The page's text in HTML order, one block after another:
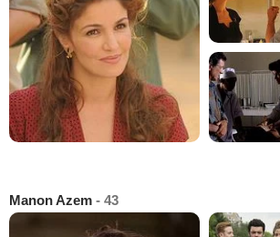
Manon Azem - 43